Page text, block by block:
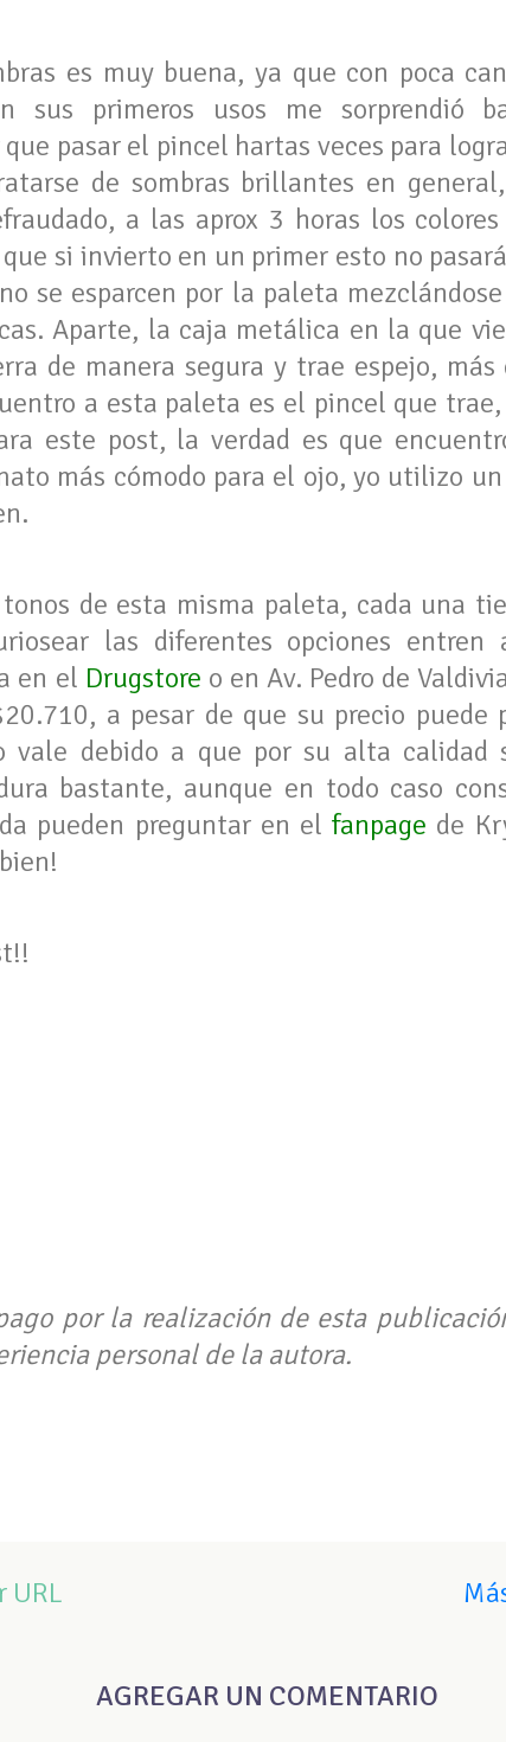
es muy buena, ya que con poca
sus primeros usos me sorprendió
pasar el pincel hartas veces para
de sombras brillantes en
a las aprox 3 horas los
si invierto en un primer esto no
se esparcen por la paleta
Aparte, la caja metálica en la que
de manera segura y trae espejo,
a esta paleta es el pincel que
este post, la verdad es que
más cómodo para el ojo, yo utilizo
de esta misma paleta, cada una
las diferentes opciones entren
en el Drugstore o en Av. Pedro de
a pesar de que su precio puede
vale debido a que por su alta
bastante, aunque en todo caso
pueden preguntar en elfanpage de
por la realización de esta
personal de la autora.
URL
AGREGAR UN COMENTARIO